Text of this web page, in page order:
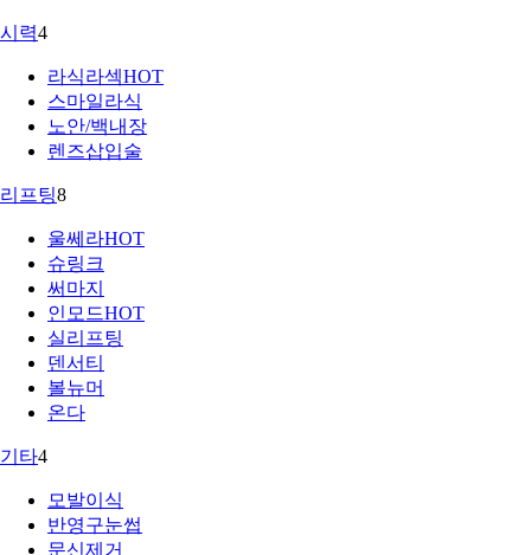
시력4
라식라섹HOT
스마일라식
노안/백내장
렌즈삽입술
리프팅8
울쎄라HOT
슈링크
써마지
인모드HOT
실리프팅
덴서티
볼뉴머
온다
기타4
모발이식
반영구눈썹
문신제거